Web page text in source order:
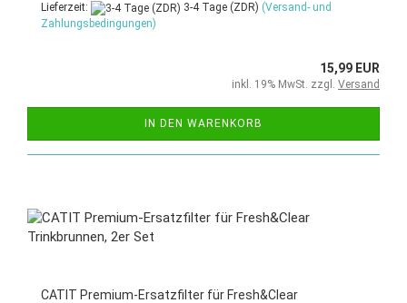
Lieferzeit: 3-4 Tage (ZDR) (Versand- und
Zahlungsbedingungen)
15,99 EUR
inkl. 19% MwSt. zzgl. Versand
IN DEN WARENKORB
CATIT Premium-Ersatzfilter für Fresh&Clear